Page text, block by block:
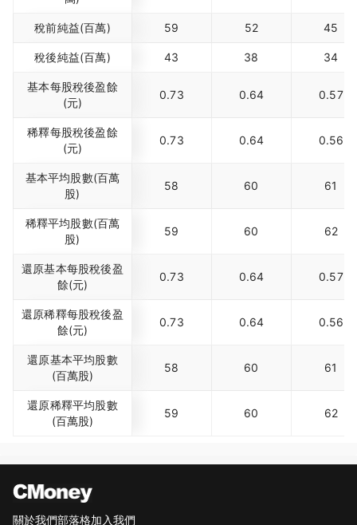
稅前純益(百萬) 59 52 45
稅後純益(百萬) 43 38 34
基本每股稅後盈餘
(元)
0.73 0.64 0.57
稀釋每股稅後盈餘
(元)
0.73 0.64 0.56
基本平均股數(百萬
股)
58 60 61
稀釋平均股數(百萬
股)
59 60 62
還原基本每股稅後盈
餘(元)
0.73 0.64 0.57
還原稀釋每股稅後盈
餘(元)
0.73 0.64 0.56
還原基本平均股數
(百萬股)
58 60 61
還原稀釋平均股數
(百萬股)
59 60 62
關於我們部落格加入我們